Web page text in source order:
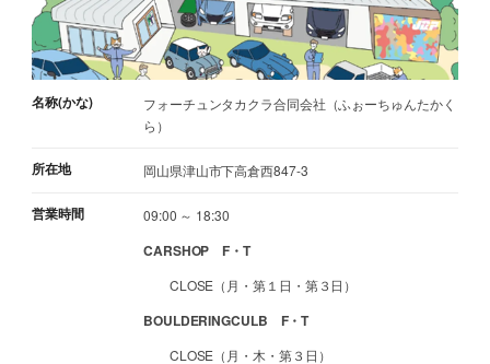
名称(かな)
フォーチュンタカクラ合同会社（ふぉーちゅんたかく
ら）
所在地 岡山県津山市下高倉西847-3
営業時間 09:00 ～ 18:30
CARSHOP F・T
CLOSE（月・第１日・第３日）
BOULDERINGCULB F・T
CLOSE（月・木・第３日）